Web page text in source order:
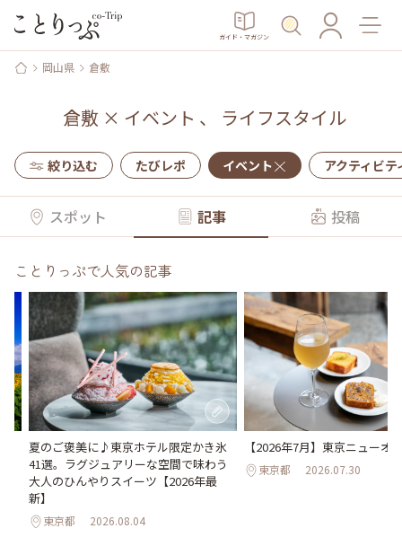
ガイド・マガジン
岡山県 倉敷
倉敷 × イベント 、 ライフスタイル
絞り込む たびレポ イベント アクティビテ
スポット 記事 投稿
ことりっぷで人気の記事
夏のご褒美に♪東京ホテル限定かき氷
41選。ラグジュアリーな空間で味わう
大人のひんやりスイーツ【2026年最
新】
東京都 2026.08.04
【2026年7月】東京ニューオ
東京都 2026.07.30